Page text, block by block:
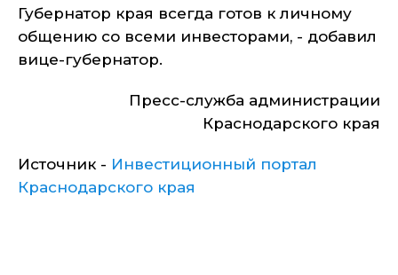
Губернатор края всегда готов к личному
общению со всеми инвесторами, - добавил
вице-губернатор.
Пресс-служба администрации
Краснодарского края
Источник - Инвестиционный портал
Краснодарского края